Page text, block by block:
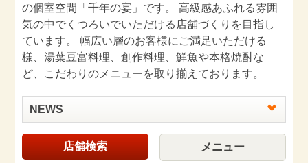
の個室空間「千年の宴」です。 高級感あふれる雰囲
気の中でくつろいでいただける店舗づくりを目指し
ています。 幅広い層のお客様にご満足いただける
様、湯葉豆富料理、創作料理、鮮魚や本格焼酎な
ど、こだわりのメニューを取り揃えております。
NEWS
店舗検索 メニュー